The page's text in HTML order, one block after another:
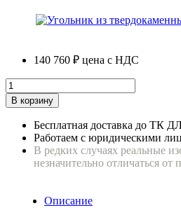
140 760 ₽ цена с НДС
В корзину
Бесплатная доставка до ТК
Работаем с юридическими
В редких случаях реальные
незначительно отличаться от
Описание